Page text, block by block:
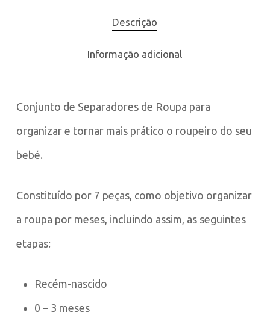
Descrição
Informação adicional
Conjunto de Separadores de Roupa para
organizar e tornar mais prático o roupeiro do seu
bebé.
Constituído por 7 peças, como objetivo organizar
a roupa por meses, incluindo assim, as seguintes
etapas:
Recém-nascido
0 – 3 meses